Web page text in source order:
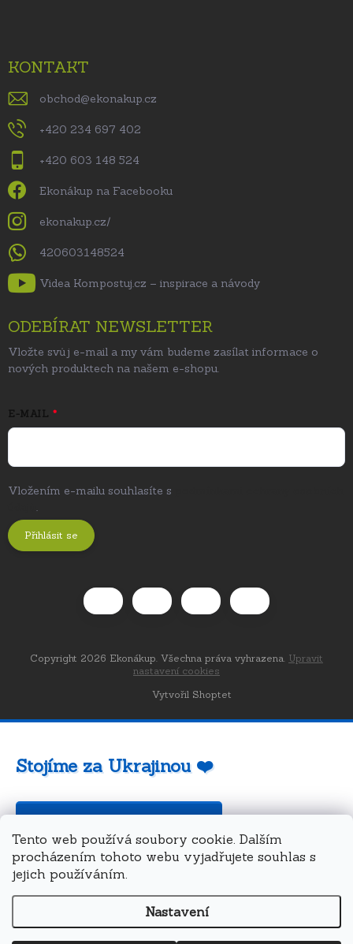
Tento web používá soubory cookie. Dalším
procházením tohoto webu vyjadřujete souhlas s
jejich používáním.
Nastavení
KONTAKT
obchod@ekonakup.cz
+420 234 697 402
+420 603 148 524
Ekonákup na Facebooku
ekonakup.cz/
420603148524
Videa Kompostuj.cz – inspirace a návody
ODEBÍRAT NEWSLETTER
Vložte svůj e-mail a my vám budeme zasílat informace o
nových produktech na našem e-shopu.
E-MAIL
Vložením e-mailu souhlasíte s
Přihlásit se
Vytvořil Shoptet
Copyright 2026 Ekonákup . Všechna práva vyhrazena. Upravit
nastavení cookies
Stojíme za Ukrajinou ❤️